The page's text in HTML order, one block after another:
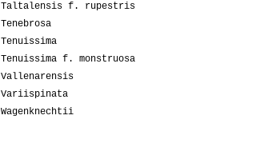
Taltalensis f. rupestris
Tenebrosa
Tenuissima
Tenuissima f. monstruosa
Vallenarensis
Variispinata
Wagenknechtii